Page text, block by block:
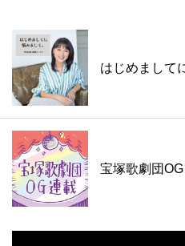
はじめまして
宝塚歌劇団OG